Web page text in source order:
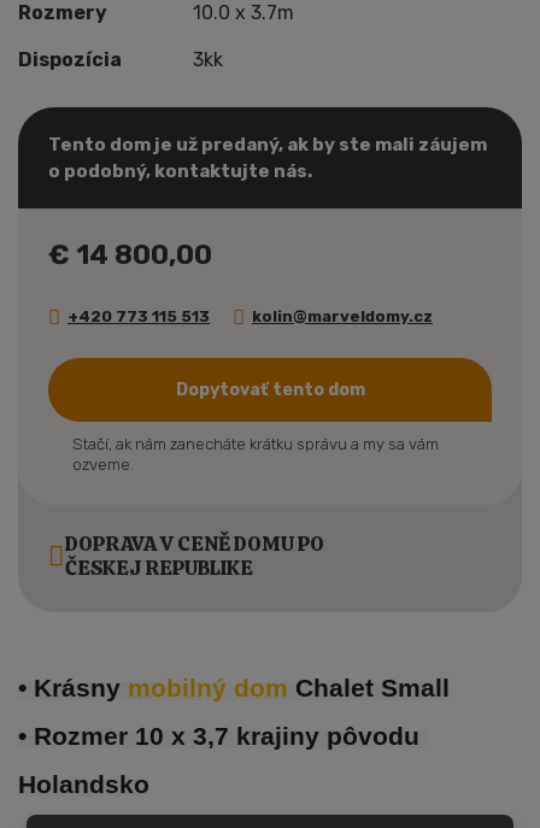
Rozmery 10.0 x 3.7m
Dispozícia 3kk
Tento dom je už predaný, ak by ste mali záujem
o podobný, kontaktujte nás.
€ 14 800,00
+420 773 115 513 kolin@marveldomy.cz
Dopytovať tento dom
Stačí, ak nám zanecháte krátku správu a my sa vám
ozveme.
DOPRAVA V CENĚ DOMU PO
ČESKEJ REPUBLIKE
• Krásny mobilný dom Chalet Small
• Rozmer 10 x 3,7 krajiny pôvodu
Holandsko